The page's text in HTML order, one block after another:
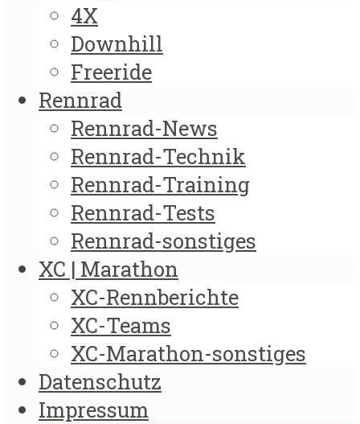
4X
Downhill
Freeride
Rennrad
Rennrad-News
Rennrad-Technik
Rennrad-Training
Rennrad-Tests
Rennrad-sonstiges
XC | Marathon
XC-Rennberichte
XC-Teams
XC-Marathon-sonstiges
Datenschutz
Impressum